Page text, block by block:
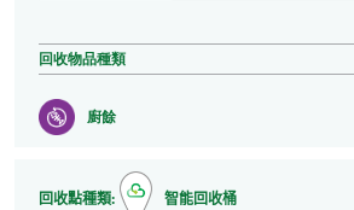
回收物品種類
廚餘
回收點種類: 智能回收桶